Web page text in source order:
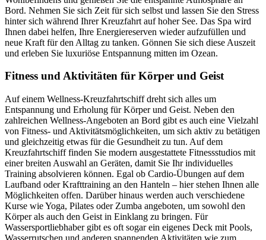
Bord. Nehmen Sie sich Zeit für sich selbst und lassen Sie den Stress
hinter sich während Ihrer Kreuzfahrt auf hoher See. Das Spa wird
Ihnen dabei helfen, Ihre Energiereserven wieder aufzufüllen und
neue Kraft für den Alltag zu tanken. Gönnen Sie sich diese Auszeit
und erleben Sie luxuriöse Entspannung mitten im Ozean.
Fitness und Aktivitäten für Körper und Geist
Auf einem Wellness-Kreuzfahrtschiff dreht sich alles um
Entspannung und Erholung für Körper und Geist. Neben den
zahlreichen Wellness-Angeboten an Bord gibt es auch eine Vielzahl
von Fitness- und Aktivitätsmöglichkeiten, um sich aktiv zu betätigen
und gleichzeitig etwas für die Gesundheit zu tun. Auf dem
Kreuzfahrtschiff finden Sie modern ausgestattete Fitnessstudios mit
einer breiten Auswahl an Geräten, damit Sie Ihr individuelles
Training absolvieren können. Egal ob Cardio-Übungen auf dem
Laufband oder Krafttraining an den Hanteln – hier stehen Ihnen alle
Möglichkeiten offen. Darüber hinaus werden auch verschiedene
Kurse wie Yoga, Pilates oder Zumba angeboten, um sowohl den
Körper als auch den Geist in Einklang zu bringen. Für
Wassersportliebhaber gibt es oft sogar ein eigenes Deck mit Pools,
Wasserrutschen und anderen spannenden Aktivitäten wie zum